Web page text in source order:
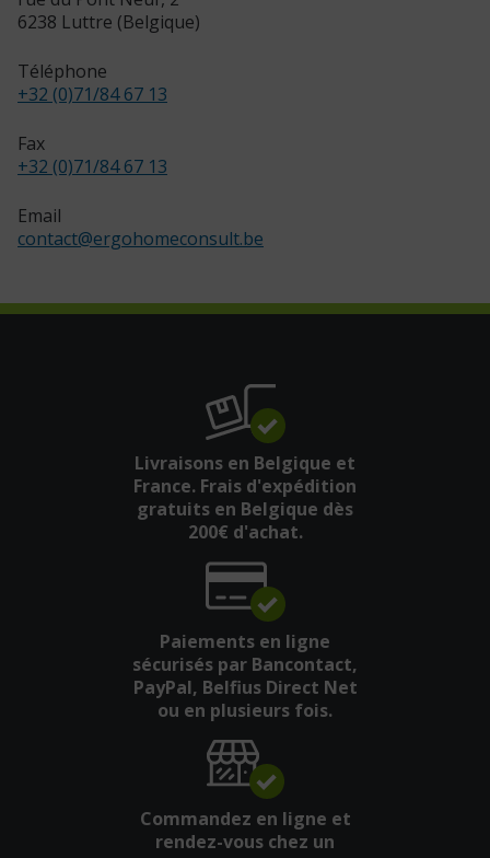
6238 Luttre (Belgique)
Téléphone
+32 (0)71/84 67 13
Fax
+32 (0)71/84 67 13
Email
contact@ergohomeconsult.be
Livraisons en Belgique et
France. Frais d'expédition
gratuits en Belgique dès
200€ d'achat.
Paiements en ligne
sécurisés par Bancontact,
PayPal, Belfius Direct Net
ou en plusieurs fois.
Commandez en ligne et
rendez-vous chez un